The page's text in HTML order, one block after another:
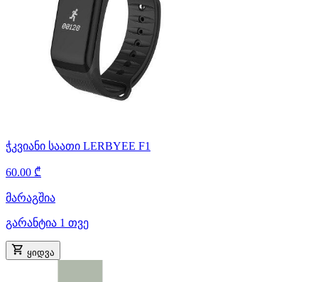
ჭკვიანი საათი LERBYEE F1
60.00 ₾
მარაგშია
გარანტია 1 თვე
ყიდვა